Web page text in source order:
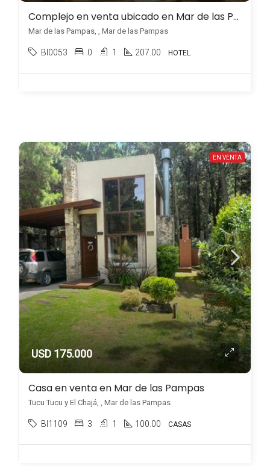
Complejo en venta ubicado en Mar de las Pampas
Mar de las Pampas, , Mar de las Pampas
BI0053 0 1 207.00 HOTEL
EN VENTA
USD 175.000
Casa en venta en Mar de las Pampas
Tucu Tucu y El Chajá, , Mar de las Pampas
BI1109 3 1 100.00 CASAS